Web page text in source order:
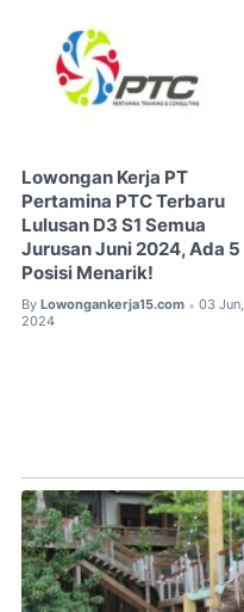
Lowongan Kerja PT
Pertamina PTC Terbaru
Lulusan D3 S1 Semua
Jurusan Juni 2024, Ada 5
Posisi Menarik!
By Lowongankerja15.com • 03 Jun,
2024